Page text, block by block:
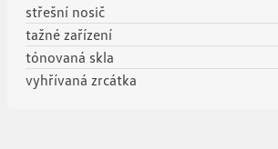
střešní nosič
tažné zařízení
tónovaná skla
vyhřívaná zrcátka